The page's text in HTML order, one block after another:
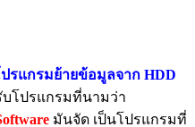
ปรแกรมย้ายข้อมูลจาก HDD
บโปรแกรมที่นามว่า
มันจัด เป็นโปรแกรมที่